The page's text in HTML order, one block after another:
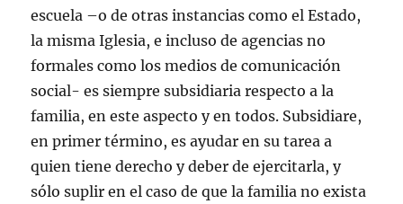
escuela –o de otras instancias como el Estado,
la misma Iglesia, e incluso de agencias no
formales como los medios de comunicación
social- es siempre subsidiaria respecto a la
familia, en este aspecto y en todos. Subsidiare,
en primer término, es ayudar en su tarea a
quien tiene derecho y deber de ejercitarla, y
sólo suplir en el caso de que la familia no exista